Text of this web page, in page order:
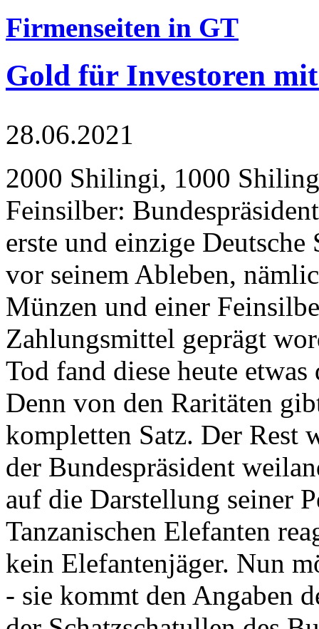
Firmenseiten in GT
Gold für Investoren
28.06.2021
2000 Shilingi, 1000
Feinsilber:
erste und einzige Deutsche
vor seinem Ableben,
Münzen und einer
Zahlungsmittel geprägt
Tod fand diese heute
Denn von den Raritäten
kompletten Satz. Der Rest
der Bundespräsident
auf die Darstellung seiner
Tanzanischen Elefanten
kein Elefantenjäger. Nun
- sie kommt den Angaben